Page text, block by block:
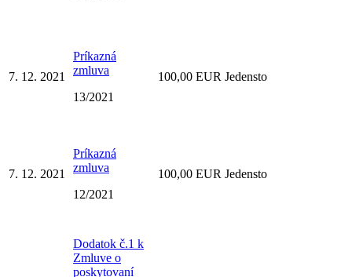
7. 12. 2021
Príkazná
zmluva
13/2021
100,00 EUR Jedensto
7. 12. 2021
Príkazná
zmluva
12/2021
100,00 EUR Jedensto
Dodatok č.1 k
Zmluve o
poskytovaní